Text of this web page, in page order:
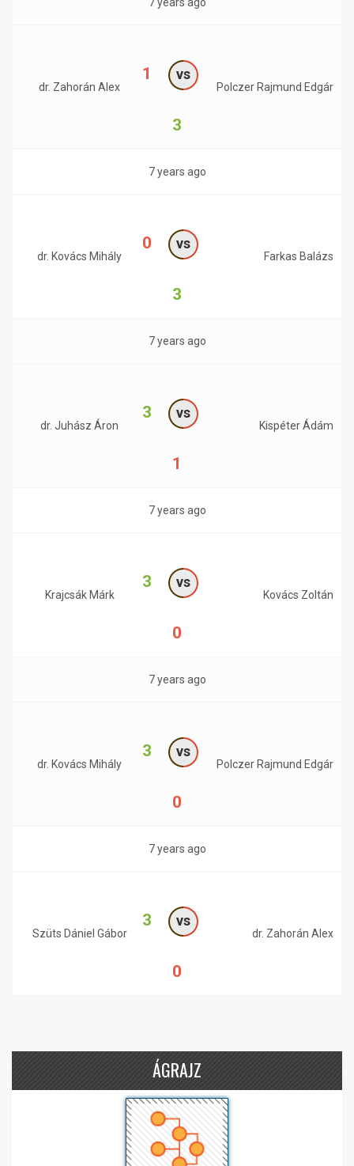
dr. Zahorán Alex
1 vs
3
Polczer Rajmund Edgár
7 years ago
dr. Kovács Mihály
0 vs
3
Farkas Balázs
7 years ago
dr. Juhász Áron
3 vs
1
Kispéter Ádám
7 years ago
Krajcsák Márk
3 vs
0
Kovács Zoltán
7 years ago
dr. Kovács Mihály
3 vs
0
Polczer Rajmund Edgár
7 years ago
Szüts Dániel Gábor
3 vs
0
dr. Zahorán Alex
ÁGRAJZ